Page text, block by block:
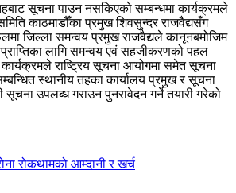
सूचना पाउन नसकिएको सम्बन्धमा कार्यक्रमले
काठमाडौँका प्रमुख शिवसुन्दर राजवैद्यसँग
जिल्ला समन्वय प्रमुख राजवैद्यले कानूनबमोजिम
लागि समन्वय एवं सहजीकरणको पहल
कार्यक्रमले राष्ट्रिय सूचना आयोगमा समेत सूचना
स्थानीय तहका कार्यालय प्रमुख र सूचना
सूचना उपलब्ध गराउन पुनरावेदन गर्ने तयारी गरेको
रोकथामको आम्दानी र खर्च